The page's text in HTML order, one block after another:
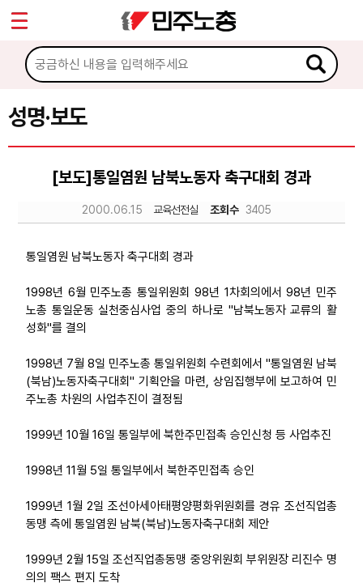
성명·보도
[보도]통일염원 남북노동자 축구대회 경과
2000.06.15 교육선전실 조회수 3405
통일염원 남북노동자 축구대회 경과
1998년 6월 민주노총 통일위원회 98년 1차회의에서 98년 민주
노총 통일운동 실천중심사업 중의 하나로 "남북노동자 교류의 활
성화"를 결의
1998년 7월 8일 민주노총 통일위원회 수련회에서 "통일염원 남북
(북남)노동자축구대회" 기획안을 마련, 상임집행부에 보고하여 민
주노총 차원의 사업추진이 결정됨
1999년 10월 16일 통일부에 북한주민접촉 승인신청 등 사업추진
1998년 11월 5일 통일부에서 북한주민접촉 승인
1999년 1월 2일 조선아세아태평양평화위원회를 경유 조선직업총
동맹 측에 통일염원 남북(북남)노동자축구대회 제안
1999년 2월 15일 조선직업총동맹 중앙위원회 부위원장 리진수 명
의의 팩스 편지 도착
마이페이지
소개
소식
공지사항
성명·보도
노동상담
자료
업무
Sketchbook5, 스케치북5
Sketchbook5, 스케치북5